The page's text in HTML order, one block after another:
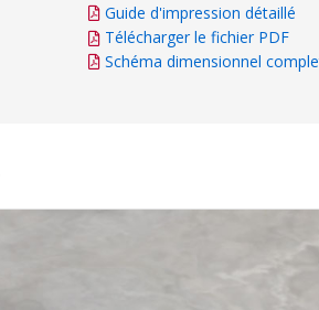
Guide d'impression détaillé
Télécharger le fichier PDF
Schéma dimensionnel